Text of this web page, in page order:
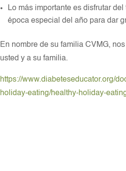
Lo más importante es disfrutar
época especial del año para dar
En nombre de su familia CVMG,
usted y a su familia.
https://www.diabeteseducator.org/
holiday-eating/healthy-holiday-